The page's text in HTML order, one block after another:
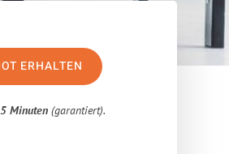
ERHALTEN
Minuten (garantiert).